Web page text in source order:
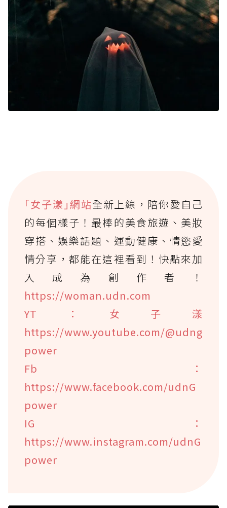
｢女子漾｣網站全新上線，陪你愛自己
的每個樣子！最棒的美食旅遊、美妝
穿搭、娛樂話題、運動健康、情慾愛
情分享，都能在這裡看到！快點來加
入成為創作者！
https://woman.udn.com
YT：女子漾
https://www.youtube.com/@udng
power
Fb：
https://www.facebook.com/udnG
power
IG：
https://www.instagram.com/udnG
power